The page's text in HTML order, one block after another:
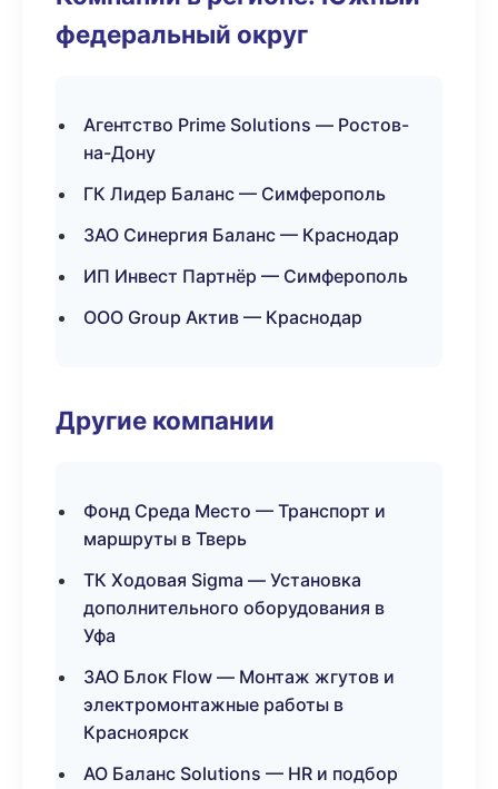
федеральный округ
Агентство Prime Solutions — Ростов-
на-Дону
ГК Лидер Баланс — Симферополь
ЗАО Синергия Баланс — Краснодар
ИП Инвест Партнёр — Симферополь
ООО Group Актив — Краснодар
Другие компании
Фонд Среда Место — Транспорт и
маршруты в Тверь
ТК Ходовая Sigma — Установка
дополнительного оборудования в
Уфа
ЗАО Блок Flow — Монтаж жгутов и
электромонтажные работы в
Красноярск
АО Баланс Solutions — HR и подбор